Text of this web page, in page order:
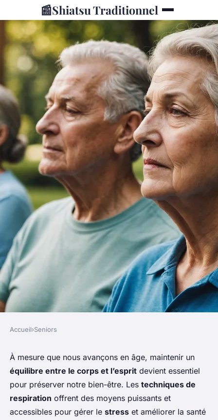
📰Shiatsu Traditionnel
Comment les seniors peuvent-
ils utiliser les techniques de
respiration alternée pour
calmer l'esprit et le corps ?
Accueil›Seniors
À mesure que nous avançons en âge, maintenir un
équilibre entre le corps et l’esprit devient essentiel
pour préserver notre bien-être. Les techniques de
respiration offrent des moyens puissants et
accessibles pour gérer le stress et améliorer la santé